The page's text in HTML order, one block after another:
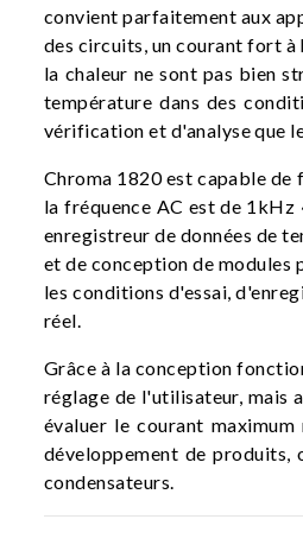
convient parfaitement aux
des circuits, un courant fort à
la chaleur ne sont pas bien
température dans des
vérification et d'analyse que
Chroma 1820 est capable de
la fréquence AC est de
enregistreur de données de
et de conception de modules
les conditions d'essai,
réel.
Grâce à la conception
réglage de l'utilisateur, mais
évaluer le courant
développement de
condensateurs.